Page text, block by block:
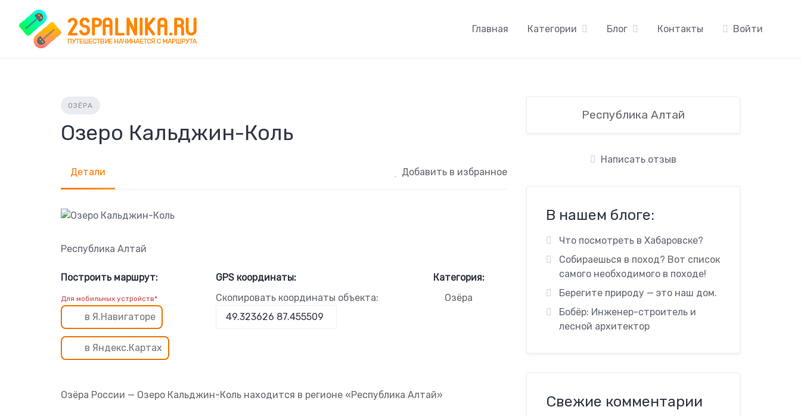
content
Главная Категории Блог Контакты Войти
ОЗЁРА
Озеро Кальджин-Коль
Детали Добавить в избранное
Республика Алтай
Построить маршрут:
Для мобильных устройств*
в Я.Навигаторе
в Яндекс.Картах
GPS координаты:
Скопировать координаты объекта:
Категория:
Озёра
Озёра России — Озеро Кальджин-Коль находится в регионе «Республика Алтай»
Республика Алтай
Написать отзыв
В нашем блоге:
Что посмотреть в Хабаровске?
Собираешься в поход? Вот список
самого необходимого в походе!
Берегите природу — это наш дом.
Бобёр: Инженер-строитель и
лесной архитектор
Свежие комментарии